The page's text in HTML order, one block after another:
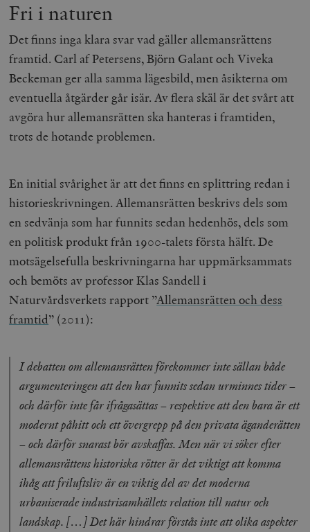
Fri i naturen
Det finns inga klara svar vad gäller allemansrättens
framtid. Carl af Petersens, Björn Galant och Viveka
Beckeman ger alla samma lägesbild, men åsikterna om
eventuella åtgärder går isär. Av flera skäl är det svårt att
avgöra hur allemansrätten ska hanteras i framtiden,
trots de hotande problemen.
En initial svårighet är att det finns en splittring redan i
historieskrivningen. Allemansrätten beskrivs dels som
en sedvänja som har funnits sedan hedenhös, dels som
en politisk produkt från 1900-talets första hälft. De
motsägelsefulla beskrivningarna har uppmärksammats
och bemöts av professor Klas Sandell i
Naturvårdsverkets rapport ”Allemansrätten och dess
framtid” (2011):
I debatten om allemansrätten förekommer inte sällan både
argumenteringen att den har funnits sedan urminnes tider –
och därför inte får ifrågasättas – respektive att den bara är ett
modernt påhitt och ett övergrepp på̊ den privata äganderätten
– och därför snarast bör avskaffas. Men när vi söker efter
allemansrättens historiska rötter är det viktigt att komma
ihåg att friluftsliv är en viktig del av det moderna
urbaniserade industrisamhällets relation till natur och
landskap. […] Det här hindrar förstås inte att olika aspekter